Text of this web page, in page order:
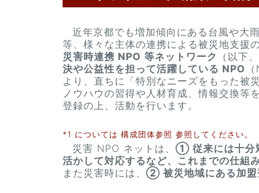
近年京都でも増加傾向にある台風や大
等、様々な主体の連携による被災地支援
災害時連携 NPO 等ネットワーク
（以下
決や公益性を担って活躍している NPO
より、直ちに「特別なニーズをもった被
ノウハウの習得や人材育成、情報交換等
登録の上、活動を行います。
*1 については 構成団体参照 参照してください。
災害 NPO ネットは、 ① 従来には十分
活かして対応するなど、これまでの仕組
また災害時には、 ② 被災地域にある加盟